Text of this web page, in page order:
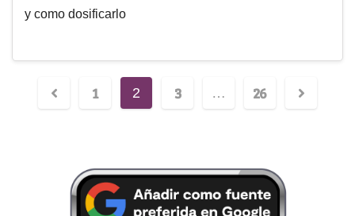
y como dosificarlo
1 2 3 … 26